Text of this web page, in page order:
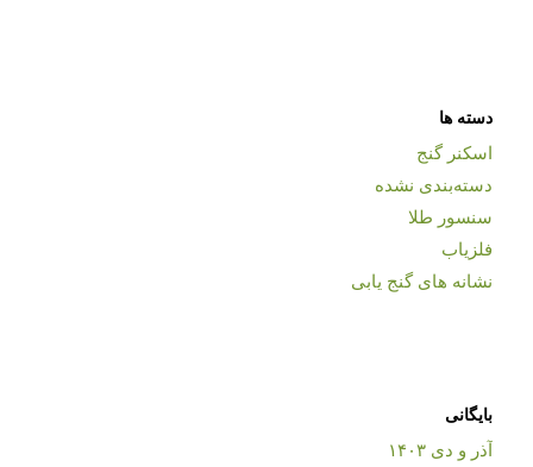
دسته ها
اسکنر گنج
دسته‌بندی نشده
سنسور طلا
فلزیاب
نشانه های گنج یابی
بایگانی
آذر و دی ۱۴۰۳